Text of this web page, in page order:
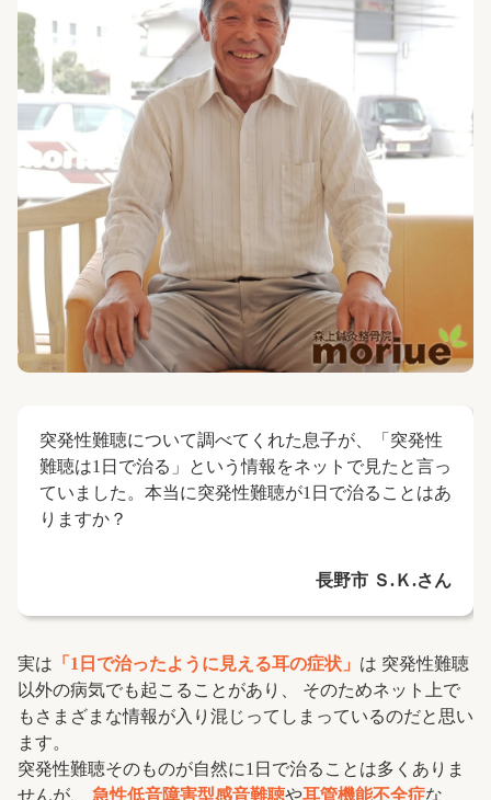
突発性難聴について調べてくれた息子が、「突発性
難聴は1日で治る」という情報をネットで見たと言っ
ていました。本当に突発性難聴が1日で治ることはあ
りますか？
長野市 Ｓ.Ｋ.さん
実は 「1日で治ったように見える耳の症状」 は 突発性難聴
以外の病気でも起こることがあり、 そのためネット上で
もさまざまな情報が入り混じってしまっているのだと思い
ます。
突発性難聴そのものが自然に1日で治ることは多くありま
せんが、 急性低音障害型感音難聴や耳管機能不全症な